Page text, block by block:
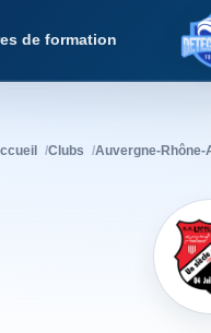
de formation
Clubs Auvergne-Rhône-